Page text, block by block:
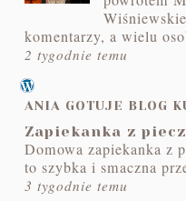
komentarzy, a wielu
2 tygodnie temu
ANIA GOTUJE BLOG
Zapiekanka z
Domowa zapiekanka z
to szybka i smaczna
3 tygodnie temu